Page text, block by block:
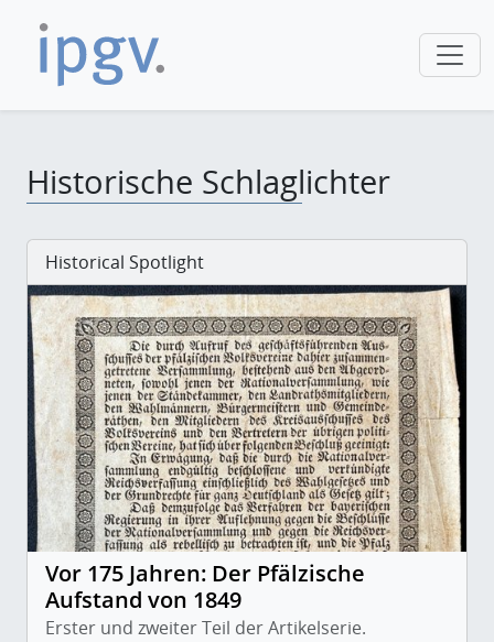
Historische Schlaglichter
Historical Spotlight
Vor 175 Jahren: Der Pfälzische
Aufstand von 1849
Erster und zweiter Teil der Artikelserie.